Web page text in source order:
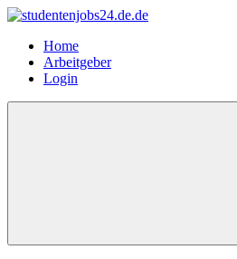
Home
Arbeitgeber
Login